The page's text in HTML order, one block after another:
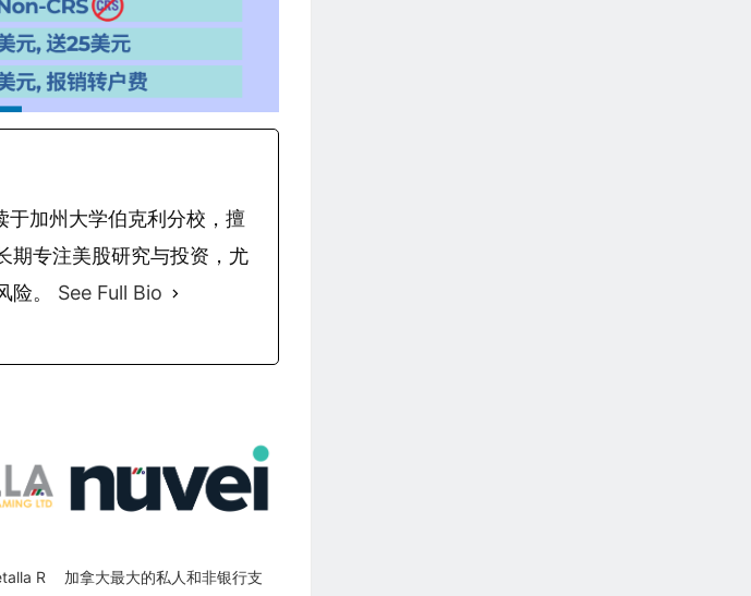
加州大学伯克利分校，擅
期专注美股研究与投资，尤
险。 See Full Bio
R
加拿大最大的私人和非银行支